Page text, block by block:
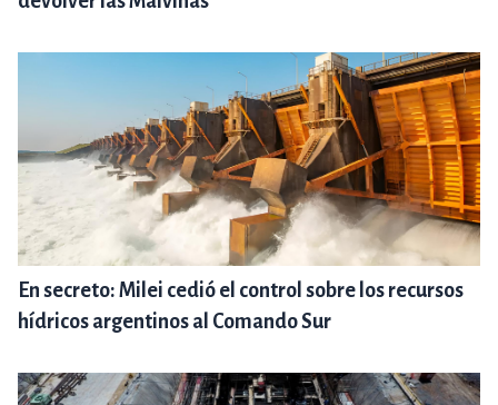
En secreto: Milei cedió el control sobre los recursos
hídricos argentinos al Comando Sur